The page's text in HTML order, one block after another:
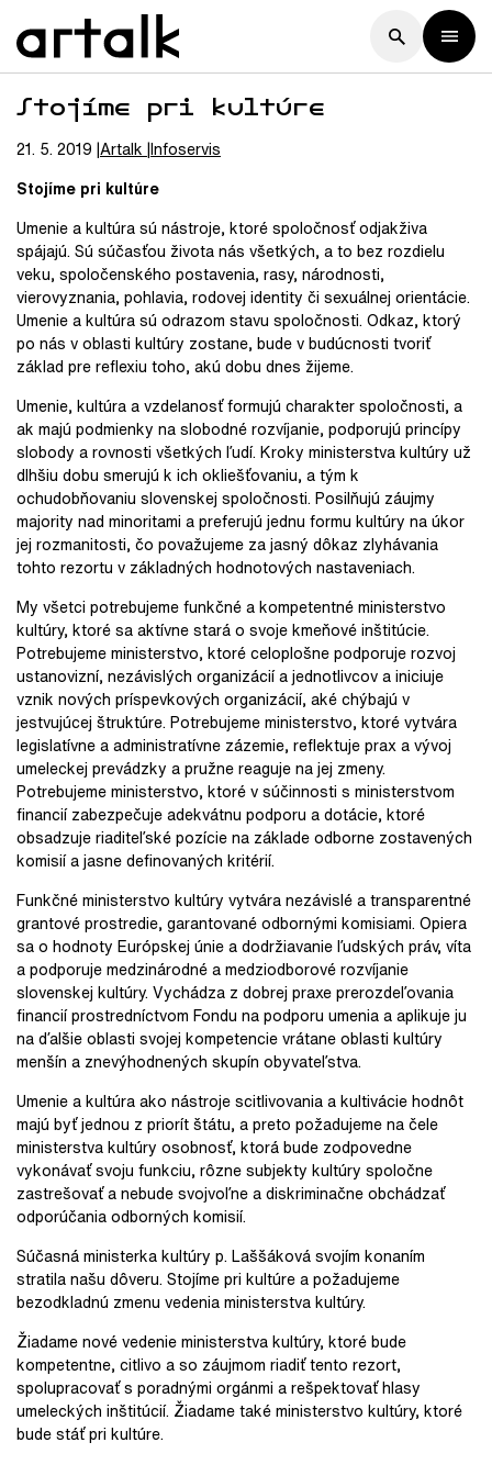
Stojíme pri kultúre
21. 5. 2019 Artalk Infoservis
Stojíme pri kultúre
Umenie a kultúra sú nástroje, ktoré spoločnosť odjakživa
spájajú. Sú súčasťou života nás všetkých, a to bez rozdielu
veku, spoločenského postavenia, rasy, národnosti,
vierovyznania, pohlavia, rodovej identity či sexuálnej orientácie.
Umenie a kultúra sú odrazom stavu spoločnosti. Odkaz, ktorý
po nás v oblasti kultúry zostane, bude v budúcnosti tvoriť
základ pre reflexiu toho, akú dobu dnes žijeme.
Umenie, kultúra a vzdelanosť formujú charakter spoločnosti, a
ak majú podmienky na slobodné rozvíjanie, podporujú princípy
slobody a rovnosti všetkých ľudí. Kroky ministerstva kultúry už
dlhšiu dobu smerujú k ich okliešťovaniu, a tým k
ochudobňovaniu slovenskej spoločnosti. Posilňujú záujmy
majority nad minoritami a preferujú jednu formu kultúry na úkor
jej rozmanitosti, čo považujeme za jasný dôkaz zlyhávania
tohto rezortu v základných hodnotových nastaveniach.
My všetci potrebujeme funkčné a kompetentné ministerstvo
kultúry, ktoré sa aktívne stará o svoje kmeňové inštitúcie.
Potrebujeme ministerstvo, ktoré celoplošne podporuje rozvoj
ustanovizní, nezávislých organizácií a jednotlivcov a iniciuje
vznik nových príspevkových organizácií, aké chýbajú v
jestvujúcej štruktúre. Potrebujeme ministerstvo, ktoré vytvára
legislatívne a administratívne zázemie, reflektuje prax a vývoj
umeleckej prevádzky a pružne reaguje na jej zmeny.
Potrebujeme ministerstvo, ktoré v súčinnosti s ministerstvom
financií zabezpečuje adekvátnu podporu a dotácie, ktoré
obsadzuje riaditeľské pozície na základe odborne zostavených
komisií a jasne definovaných kritérií.
Funkčné ministerstvo kultúry vytvára nezávislé a transparentné
grantové prostredie, garantované odbornými komisiami. Opiera
sa o hodnoty Európskej únie a dodržiavanie ľudských práv, víta
a podporuje medzinárodné a medziodborové rozvíjanie
slovenskej kultúry. Vychádza z dobrej praxe prerozdeľovania
financií prostredníctvom Fondu na podporu umenia a aplikuje ju
na ďalšie oblasti svojej kompetencie vrátane oblasti kultúry
menšín a znevýhodnených skupín obyvateľstva.
Umenie a kultúra ako nástroje scitlivovania a kultivácie hodnôt
majú byť jednou z priorít štátu, a preto požadujeme na čele
ministerstva kultúry osobnosť, ktorá bude zodpovedne
vykonávať svoju funkciu, rôzne subjekty kultúry spoločne
zastrešovať a nebude svojvoľne a diskriminačne obchádzať
odporúčania odborných komisií.
Súčasná ministerka kultúry p. Laššáková svojím konaním
stratila našu dôveru. Stojíme pri kultúre a požadujeme
bezodkladnú zmenu vedenia ministerstva kultúry.
Žiadame nové vedenie ministerstva kultúry, ktoré bude
kompetentne, citlivo a so záujmom riadiť tento rezort,
spolupracovať s poradnými orgánmi a rešpektovať hlasy
umeleckých inštitúcií. Žiadame také ministerstvo kultúry, ktoré
bude stáť pri kultúre.